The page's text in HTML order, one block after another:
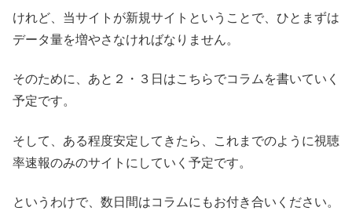
けれど、当サイトが新規サイトということで、ひとまずは
データ量を増やさなければなりません。
そのために、あと２・３日はこちらでコラムを書いていく
予定です。
そして、ある程度安定してきたら、これまでのように視聴
率速報のみのサイトにしていく予定です。
というわけで、数日間はコラムにもお付き合いください。